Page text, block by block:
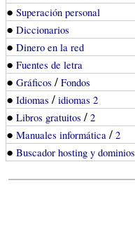
● Superación personal
● Diccionarios
● Dinero en la red
● Fuentes de letra
● Gráficos / Fondos
● Idiomas / idiomas 2
● Libros gratuitos / 2
● Manuales informática / 2
● Buscador hosting y dominios